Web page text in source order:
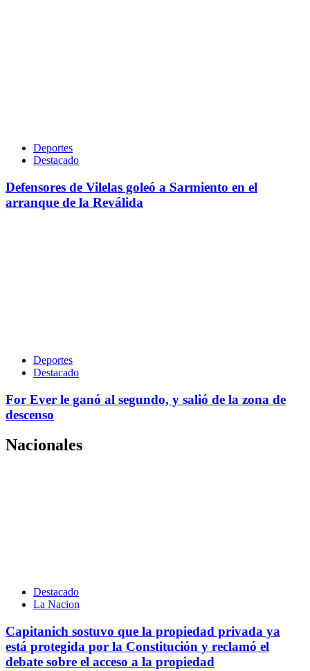
Deportes
Destacado
Defensores de Vilelas goleó a Sarmiento en el
arranque de la Reválida
Deportes
Destacado
For Ever le ganó al segundo, y salió de la zona de
descenso
Nacionales
Destacado
La Nacion
Capitanich sostuvo que la propiedad privada ya
está protegida por la Constitución y reclamó el
debate sobre el acceso a la propiedad